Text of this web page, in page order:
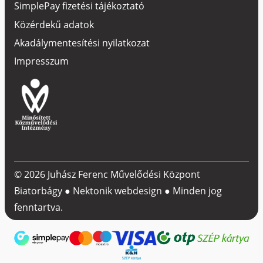
SimplePay fizetési tájékoztató
Közérdekű adatok
Akadálymentesítési nyilatkozat
Impresszum
© 2026 Juhász Ferenc Művelődési Központ
Biatorbágy ● Nektonik webdesign ● Minden jog
fenntartva.